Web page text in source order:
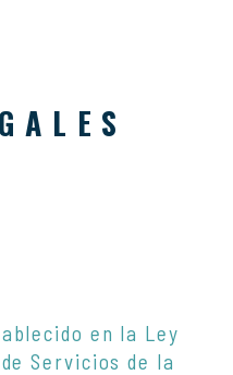
en la Ley
Servicios de la